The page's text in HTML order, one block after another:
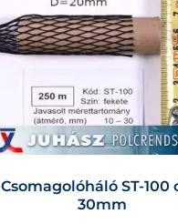
Csomagolóháló ST-100
30mm